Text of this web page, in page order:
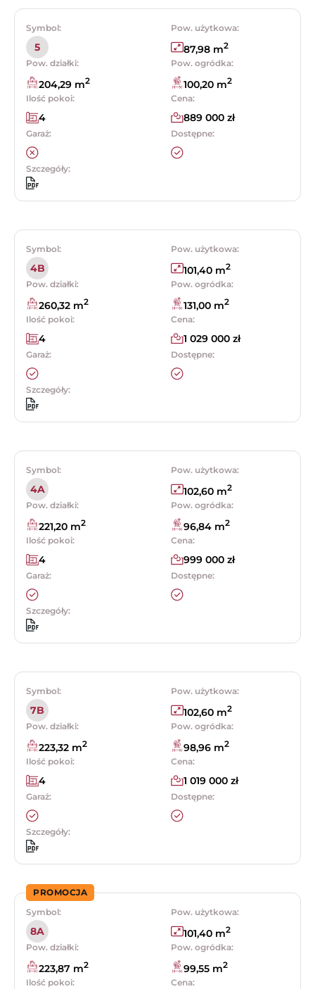
Symbol:
5
Pow. użytkowa:
87,98 m2
Pow. działki:
204,29 m2
Pow. ogródka:
100,20 m2
Ilość pokoi:
4
Cena:
889 000 zł
Garaż: Dostępne:
Szczegóły:
Symbol:
4B
Pow. użytkowa:
101,40 m2
Pow. działki:
260,32 m2
Pow. ogródka:
131,00 m2
Ilość pokoi:
4
Cena:
1 029 000 zł
Garaż: Dostępne:
Szczegóły:
Symbol:
4A
Pow. użytkowa:
102,60 m2
Pow. działki:
221,20 m2
Pow. ogródka:
96,84 m2
Ilość pokoi:
4
Cena:
999 000 zł
Garaż: Dostępne:
Szczegóły:
Symbol:
7B
Pow. użytkowa:
102,60 m2
Pow. działki:
223,32 m2
Pow. ogródka:
98,96 m2
Ilość pokoi:
4
Cena:
1 019 000 zł
Garaż: Dostępne:
Szczegóły:
PROMOCJA
Symbol:
8A
Pow. użytkowa:
101,40 m2
Pow. działki:
223,87 m2
Pow. ogródka:
99,55 m2
Ilość pokoi: Cena: